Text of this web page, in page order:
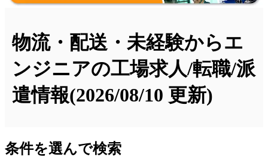
物流・配送・未経験からエ
ンジニアの工場求人/転職/派
遣情報(2026/08/10 更新)
条件を選んで検索